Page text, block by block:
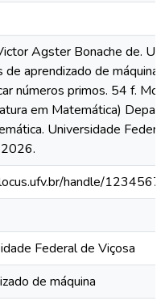
Agster Bonache de.
de aprendizado de máquina
números primos. 54 f.
em Matemática)
Universidade
handle/
Federal de Viçosa
de máquina